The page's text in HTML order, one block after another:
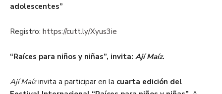
adolescentes”
Registro: https://cutt.ly/Xyus3ie
“Raíces para niños y niñas”, invita: Ají Maíz.
Ají Maízinvita a participar en la cuarta edición del